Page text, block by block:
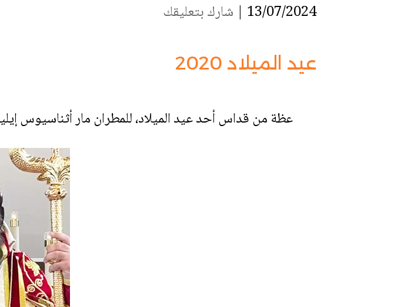
13/07/2024 | شارك بتعليقك
عيد الميلاد 2020
عظة من قداس أحد عيد الميلاد، للمطران مار أثناسيوس إيليا